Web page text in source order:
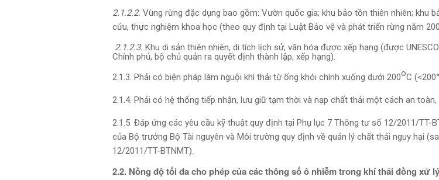
2.1.2.2. Vùng rừng đặc dụng bao gồm: Vườn quốc gia; khu bảo tồn thiên nhiên; khu
cứu, thực nghiệm khoa học (theo quy định tại Luật Bảo vệ và phát triển rừng năm
2.1.2.3. Khu di sản thiên nhiên, di tích lịch sử, văn hóa được xếp hạng (được
Chính phủ, bộ chủ quản ra quyết định thành lập, xếp hạng).
2.1.3. Phải có biện pháp làm nguội khí thải từ ống khói chính xuống dưới 200oC
2.1.4. Phải có hệ thống tiếp nhận, lưu giữ tạm thời và nạp chất thải một cách an
2.1.5. Đáp ứng các yêu cầu kỹ thuật quy định tại Phụ lục 7 Thông tư số 12/2011/TT-
của Bộ trưởng Bộ Tài nguyên và Môi trường quy định về quản lý chất thải nguy hại
12/2011/TT-BTNMT).
2.2. Nồng độ tối đa cho phép của các thông số ô nhiễm trong khí thải đồng xử